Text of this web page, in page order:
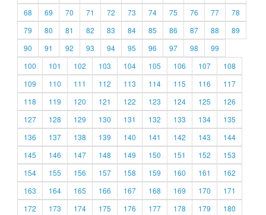
68
69 70 71 72 73 74 75 76 77
78
79
80 81 82 83 84 85 86 87 88
89
90
91 92 93 94 95 96 97 98
99
100
101 102 103 104 105 106 107
108
109
110 111 112 113 114 115 116
117
118
119 120 121 122 123 124 125
126
127
128 129 130 131 132 133 134
135
136
137 138 139 140 141 142 143
144
145
146 147 148 149 150 151 152
153
154
155 156 157 158 159 160 161
162
163
164 165 166 167 168 169 170
171
172
173 174 175 176 177 178 179
180